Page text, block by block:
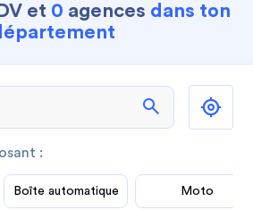
et 0 agences dans ton
search
:
Boîte automatique Moto